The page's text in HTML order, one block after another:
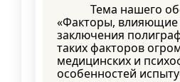
Тема нашего
«Факторы, влияющие
заключения
таких факторов
медицинских и
особенностей